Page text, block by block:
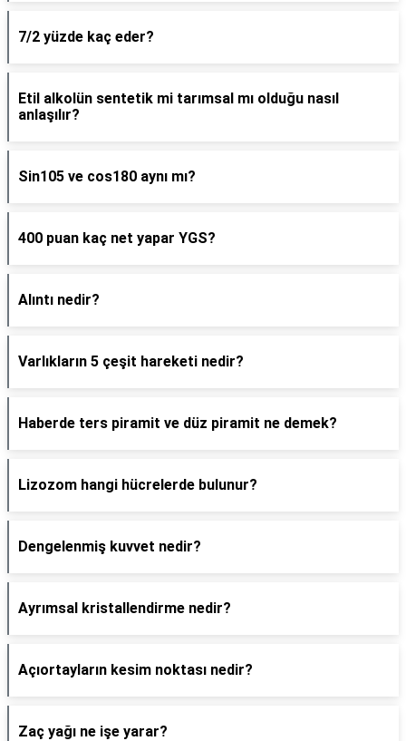
7/2 yüzde kaç eder?
Etil alkolün sentetik mi tarımsal mı olduğu nasıl
anlaşılır?
Sin105 ve cos180 aynı mı?
400 puan kaç net yapar YGS?
Alıntı nedir?
Varlıkların 5 çeşit hareketi nedir?
Haberde ters piramit ve düz piramit ne demek?
Lizozom hangi hücrelerde bulunur?
Dengelenmiş kuvvet nedir?
Ayrımsal kristallendirme nedir?
Açıortayların kesim noktası nedir?
Zaç yağı ne işe yarar?